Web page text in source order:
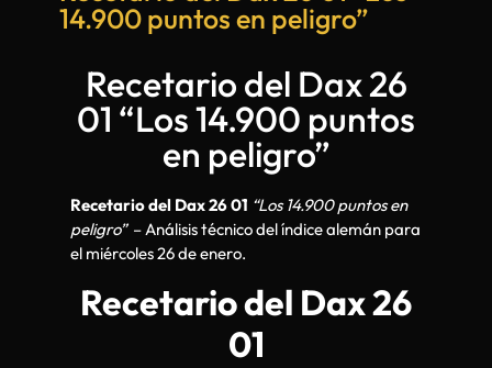
14.900 puntos en peligro”
Recetario del Dax 26
01 “Los 14.900 puntos
en peligro”
Recetario del Dax 26 01 “Los 14.900 puntos en
peligro”– Análisis técnico del índice alemán para
el miércoles 26 de enero.
Recetario del Dax 26
01